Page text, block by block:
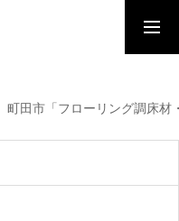
町田市「フローリング調床材